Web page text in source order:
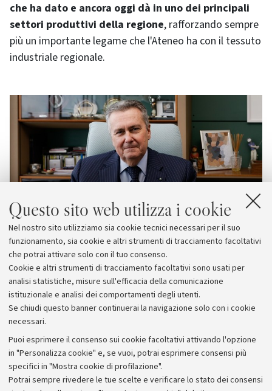
Questo sito web utilizza i cookie
Nel nostro sito utilizziamo sia cookie tecnici necessari per il suo
funzionamento, sia cookie e altri strumenti di tracciamento facoltativi
che potrai attivare solo con il tuo consenso.
Cookie e altri strumenti di tracciamento facoltativi sono usati per
analisi statistiche, misure sull'efficacia della comunicazione
istituzionale e analisi dei comportamenti degli utenti.
Se chiudi questo banner continuerai la navigazione solo con i cookie
necessari.
Puoi esprimere il consenso sui cookie facoltativi attivando l'opzione
in "Personalizza cookie" e, se vuoi, potrai esprimere consensi più
specifici in "Mostra cookie di profilazione".
Potrai sempre rivedere le tue scelte e verificare lo stato dei consensi
che ha dato e ancora oggi dà in uno dei principali
settori produttivi della regione, rafforzando sempre
più un importante legame che l'Ateneo ha con il tessuto
industriale regionale.
Archivio
Comunicati stampa
Redazione